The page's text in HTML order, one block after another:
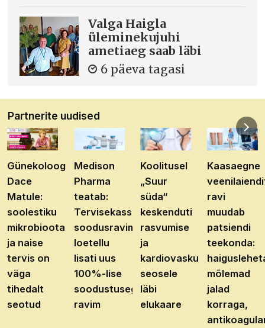
Valga Haigla
üleminekujuhi
ametiaeg saab läbi
6 päeva tagasi
Partnerite uudised
Günekoloog
Dace
Matule:
soolestiku
mikrobioota
ja naise
tervis on
väga
tihedalt
seotud
Medison
Pharma
teatab:
Tervisekassa
soodusravimite
loetellu
lisati uus
100%-lise
soodustusega
ravim
Koolitusel
„Suur
süda“
keskenduti
rasvumise
ja
kardiovaskulaarhaiguste
seosele
läbi
elukaare
Kaasaegne
ravi
muudab
patsiendi
teekonda:
mõlemad
jalad
korraga,